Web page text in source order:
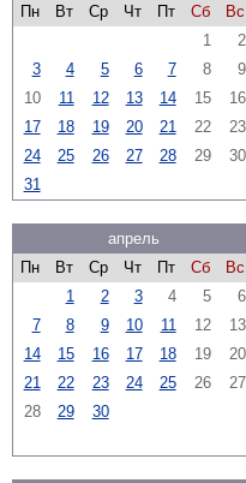
Пн
Вт Ср Чт Пт Сб
Вс
1
2
3
4 5 6 7 8
9
10
11 12 13 14 15
16
17
18 19 20 21 22
23
24
25 26 27 28 29
30
31
апрель
Пн
Вт Ср Чт Пт Сб
Вс
1
2 3 4 5
6
7
8 9 10 11 12
13
14
15 16 17 18 19
20
21
22 23 24 25 26
27
28
29 30